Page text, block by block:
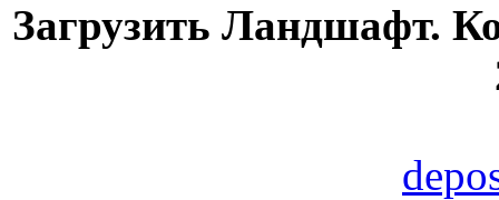
Загрузить Ландшафт.